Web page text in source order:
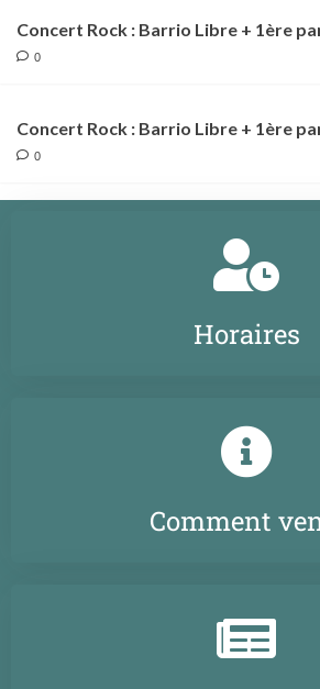
Concert Rock : Barrio Libre + 1ère
0
Concert Rock : Barrio Libre + 1ère
0
Horaires
Comment